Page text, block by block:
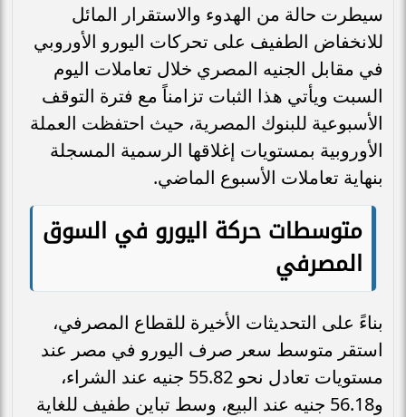
سيطرت حالة من الهدوء والاستقرار المائل
للانخفاض الطفيف على تحركات اليورو الأوروبي
في مقابل الجنيه المصري خلال تعاملات اليوم
السبت ويأتي هذا الثبات تزامناً مع فترة التوقف
الأسبوعية للبنوك المصرية، حيث احتفظت العملة
الأوروبية بمستويات إغلاقها الرسمية المسجلة
بنهاية تعاملات الأسبوع الماضي.
متوسطات حركة اليورو في السوق
المصرفي
بناءً على التحديثات الأخيرة للقطاع المصرفي،
استقر متوسط سعر صرف اليورو في مصر عند
مستويات تعادل نحو 55.82 جنيه عند الشراء،
و56.18 جنيه عند البيع، وسط تباين طفيف للغاية